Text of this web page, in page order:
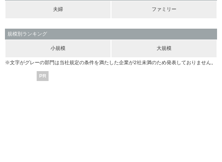
夫婦 ファミリー
規模別ランキング
小規模 大規模
※文字がグレーの部門は当社規定の条件を満たした企業が2社未満のため発表しておりません。
PR